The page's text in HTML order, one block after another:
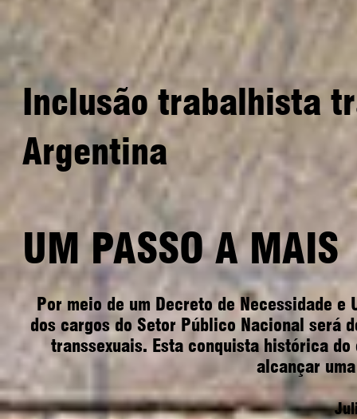
Inclusão trabalhista
Argentina
UM PASSO A MAIS
Por meio de um Decreto de Necessidade
dos cargos do Setor Público Nacional será
transsexuais. Esta conquista histórica
alcançar